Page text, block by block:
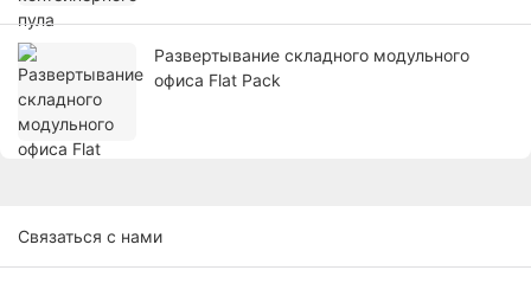
Развертывание складного модульного
офиса Flat Pack
Связаться с нами